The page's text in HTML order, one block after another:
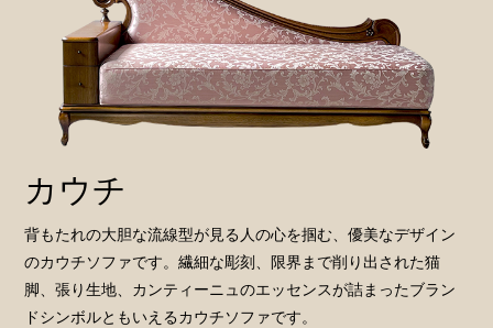
カウチ
背もたれの大胆な流線型が見る人の心を掴む、優美なデザイン
のカウチソファです。繊細な彫刻、限界まで削り出された猫
脚、張り生地、カンティーニュのエッセンスが詰まったブラン
ドシンボルともいえるカウチソファです。